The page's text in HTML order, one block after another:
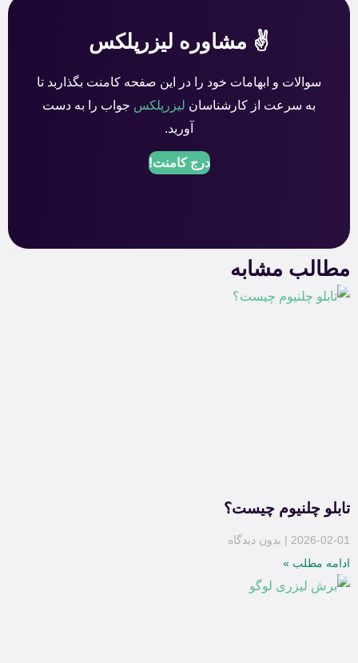
✌️ مشاوره لیزرپلکس
سوالات و ابهامات خود را در این صفحه کامنت بگذاربد تا
به سرعت از کارشناسان لیزرپلکس جواب را به دست
آورید.
درج کامنت!
مطالب مشابه
تابلو چلنیوم چیست؟
2026-02-01
بدون دیدگاه
ادامه مطلب »